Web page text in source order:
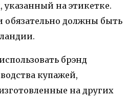
на этикетке.
обязательно должны быть
брэнд
купажей,
на других